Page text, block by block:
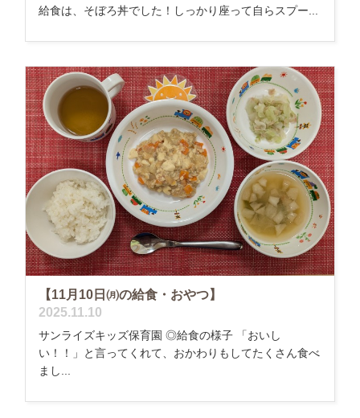
給食は、そぼろ丼でした！しっかり座って自らスプー...
【11月10日㈪の給食・おやつ】
2025.11.10
サンライズキッズ保育園 ◎給食の様子 「おいし
い！！」と言ってくれて、おかわりもしてたくさん食べ
まし...